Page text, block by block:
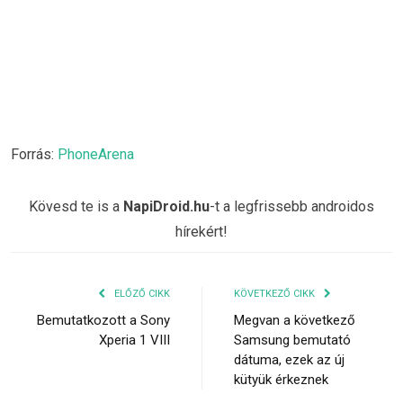
Forrás: PhoneArena
Kövesd te is a NapiDroid.hu-t a legfrissebb androidos
hírekért!
ELŐZŐ CIKK
Bemutatkozott a Sony
Xperia 1 VIII
KÖVETKEZŐ CIKK
Megvan a következő
Samsung bemutató
dátuma, ezek az új
kütyük érkeznek